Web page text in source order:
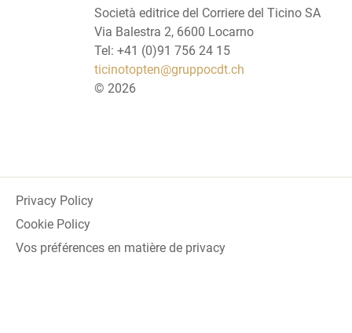
Società editrice del Corriere del Ticino SA
Via Balestra 2, 6600 Locarno
Tel: +41 (0)91 756 24 15
ticinotopten@gruppocdt.ch
© 2026
Privacy Policy
Cookie Policy
Vos préférences en matière de privacy